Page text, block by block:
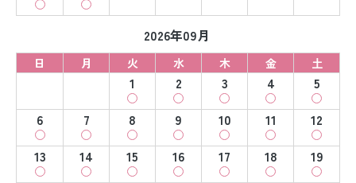
2026年09月
日 月 火 水 木 金 土
1 2 3 4
5
6
7 8 9 10 11
12
13
14 15 16 17 18
19